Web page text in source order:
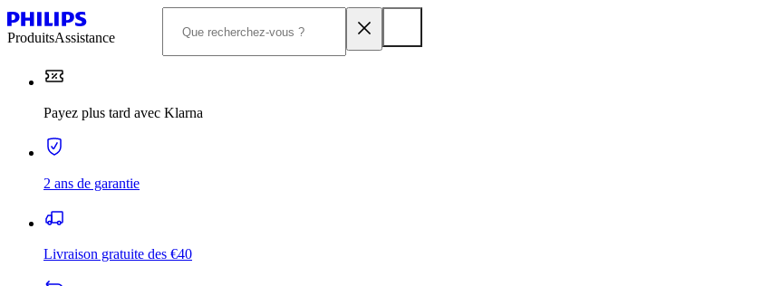
ProduitsAssistance
Payez plus tard avec Klarna
2 ans de garantie
Livraison gratuite des €40